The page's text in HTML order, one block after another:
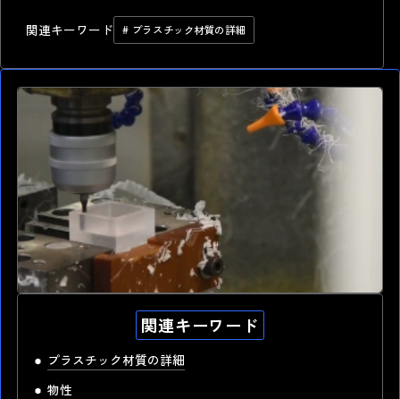
関連キーワード # プラスチック材質の詳細
高精度 切削加工
最短納期1.0日 短納期出荷
関連キーワード
プラスチック材質の詳細
物性